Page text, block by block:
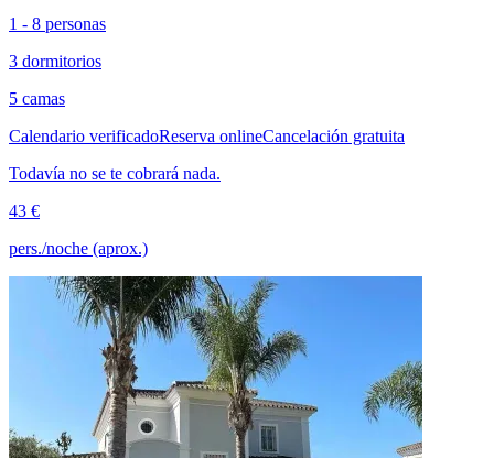
1 - 8 personas
3 dormitorios
5 camas
Calendario verificadoReserva onlineCancelación gratuita
Todavía no se te cobrará nada.
43 €
pers./noche (aprox.)